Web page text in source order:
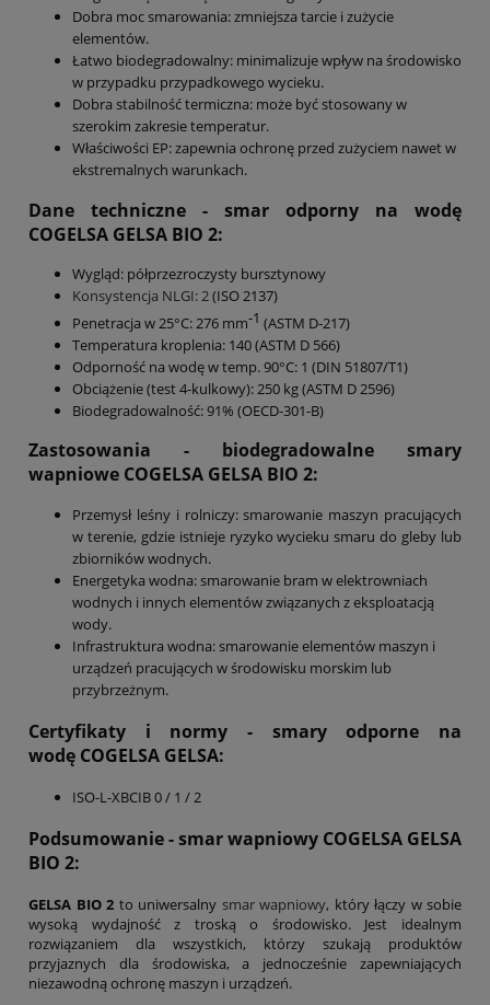
Dobra moc smarowania: zmniejsza tarcie i zużycie
elementów.
Łatwo biodegradowalny: minimalizuje wpływ na środowisko
w przypadku przypadkowego wycieku.
Dobra stabilność termiczna: może być stosowany w
szerokim zakresie temperatur.
Właściwości EP: zapewnia ochronę przed zużyciem nawet w
ekstremalnych warunkach.
Dane techniczne - smar odporny na wodę
COGELSA GELSA BIO 2:
Wygląd: półprzezroczysty bursztynowy
Konsystencja NLGI: 2(ISO 2137)
Penetracja w 25°C: 276 mm-1 (ASTM D-217)
Temperatura kroplenia: 140 (ASTM D 566)
Odporność na wodę w temp. 90°C: 1 (DIN 51807/T1)
Obciążenie (test 4-kulkowy): 250 kg (ASTM D 2596)
Biodegradowalność: 91% (OECD-301-B)
Zastosowania - biodegradowalne smary
wapniowe COGELSA GELSA BIO 2:
Przemysł leśny i rolniczy: smarowanie maszyn pracujących
w terenie, gdzie istnieje ryzyko wycieku smaru do gleby lub
zbiorników wodnych.
Energetyka wodna: smarowanie bram w elektrowniach
wodnych i innych elementów związanych z eksploatacją
wody.
Infrastruktura wodna: smarowanie elementów maszyn i
urządzeń pracujących w środowisku morskim lub
przybrzeżnym.
Certyfikaty i normy - smary odporne na
wodę COGELSA GELSA:
ISO-L-XBCIB 0 / 1 / 2
Podsumowanie - smar wapniowy COGELSA GELSA
BIO 2:
GELSA BIO 2 to uniwersalny smar wapniowy, który łączy w sobie
wysoką wydajność z troską o środowisko. Jest idealnym
rozwiązaniem dla wszystkich, którzy szukają produktów
przyjaznych dla środowiska, a jednocześnie zapewniających
niezawodną ochronę maszyn i urządzeń.